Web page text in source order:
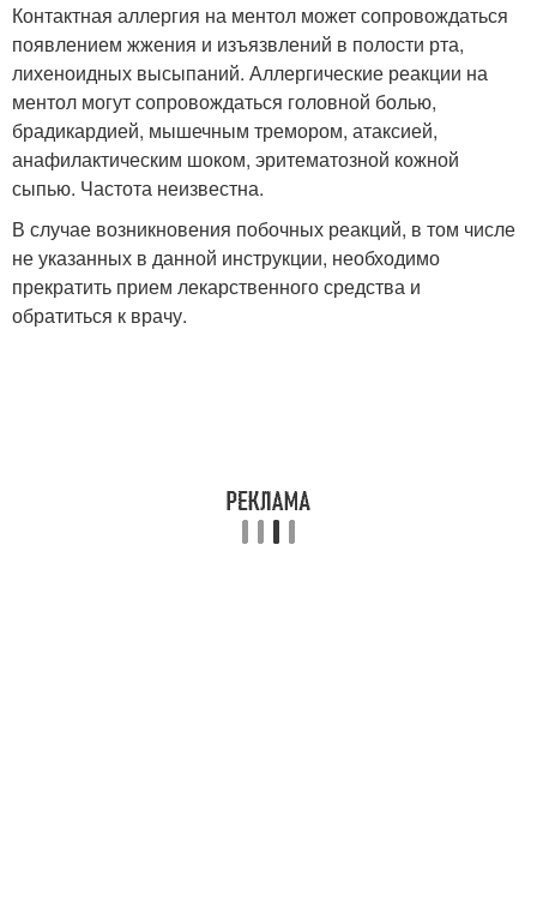
Контактная аллергия на ментол может сопровождаться
появлением жжения и изъязвлений в полости рта,
лихеноидных высыпаний. Аллергические реакции на
ментол могут сопровождаться головной болью,
брадикардией, мышечным тремором, атаксией,
анафилактическим шоком, эритематозной кожной
сыпью. Частота неизвестна.
В случае возникновения побочных реакций, в том числе
не указанных в данной инструкции, необходимо
прекратить прием лекарственного средства и
обратиться к врачу.